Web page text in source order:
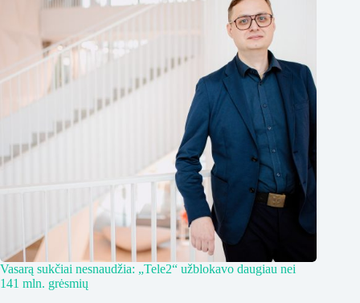
Vasarą sukčiai nesnaudžia: „Tele2“ užblokavo daugiau nei
141 mln. grėsmių